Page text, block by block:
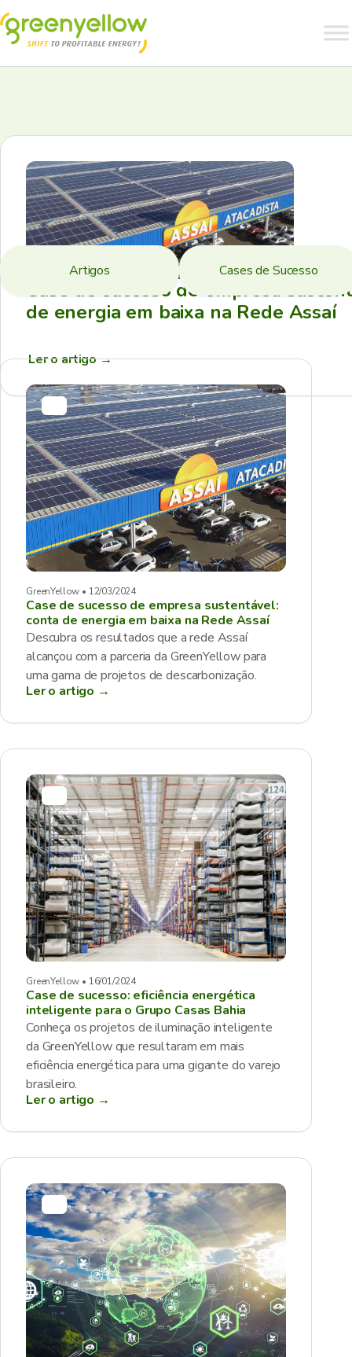
Case de sucesso de empresa
de energia em baixa na Rede Assaí
Ler o artigo→
Artigos Cases de Sucesso
GreenYellow • 12/03/2024
Case de sucesso de empresa sustentável:
conta de energia em baixa na Rede Assaí
Descubra os resultados que a rede Assaí
alcançou com a parceria da GreenYellow para
uma gama de projetos de descarbonização.
Ler o artigo →
GreenYellow • 16/01/2024
Case de sucesso: eficiência energética
inteligente para o Grupo Casas Bahia
Conheça os projetos de iluminação inteligente
da GreenYellow que resultaram em mais
eficiência energética para uma gigante do varejo
brasileiro.
Ler o artigo →